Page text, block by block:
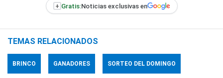
+ Gratis:Noticias exclusivas en
TEMAS RELACIONADOS
BRINCO GANADORES SORTEO DEL DOMINGO